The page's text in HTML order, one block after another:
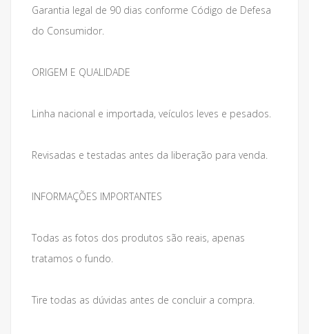
Garantia legal de 90 dias conforme Código de Defesa
do Consumidor.
ORIGEM E QUALIDADE
Linha nacional e importada, veículos leves e pesados.
Revisadas e testadas antes da liberação para venda.
INFORMAÇÕES IMPORTANTES
Todas as fotos dos produtos são reais, apenas
tratamos o fundo.
Tire todas as dúvidas antes de concluir a compra.